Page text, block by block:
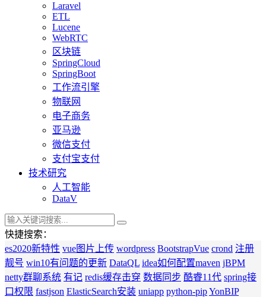
Laravel
ETL
Lucene
WebRTC
区块链
SpringCloud
SpringBoot
工作流引擎
物联网
电子商务
亚马逊
微信支付
支付宝支付
技术研究
人工智能
DataV
快捷搜索：
es2020新特性 vue图片上传 wordpress BootstrapVue crond 注册
靓号 win10有问题的更新 DataQL idea如何配置maven jBPM
netty群聊系统 有记 redis缓存击穿 数据同步 酷睿11代 spring接
口权限 fastjson ElasticSearch安装 uniapp python-pipYonBIP